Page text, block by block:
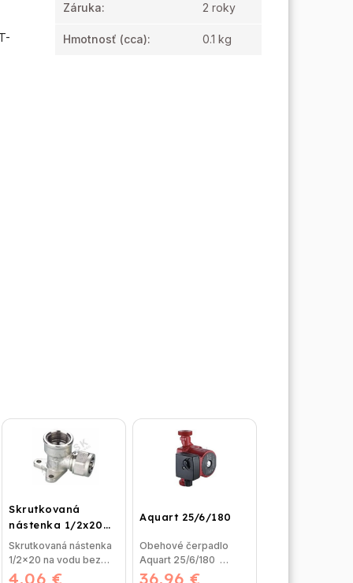
Záruka: 2 roky
Hmotnosť (cca): 0.1 kg
Skrutkovaná
nástenka 1/2x20
na vodu
4,06 €
Skrutkovaná nástenka
1/2x20 na vodu bez
nutnosti lisovania,
Aquart 25/6/180
36,96 €
Obehové čerpadlo
Aquart 25/6/180
Obehové čerpadlo